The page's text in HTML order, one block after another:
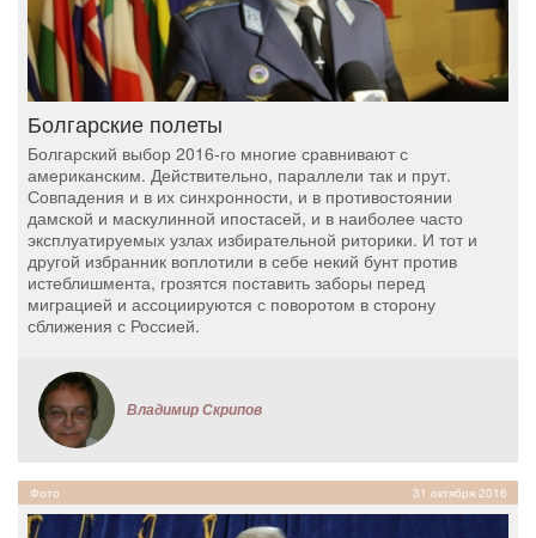
Болгарские полеты
Болгарский выбор 2016-го многие сравнивают с
американским. Действительно, параллели так и прут.
Совпадения и в их синхронности, и в противостоянии
дамской и маскулинной ипостасей, и в наиболее часто
эксплуатируемых узлах избирательной риторики. И тот и
другой избранник воплотили в себе некий бунт против
истеблишмента, грозятся поставить заборы перед
миграцией и ассоциируются с поворотом в сторону
сближения с Россией.
Владимир Скрипов
Фото 31 октября 2016